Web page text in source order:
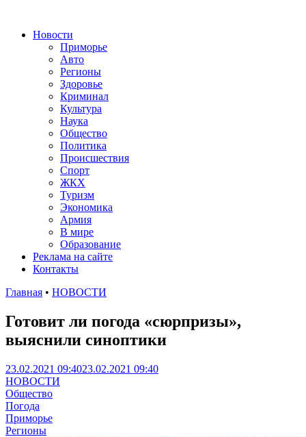
Новости
Приморье
Авто
Регионы
Здоровье
Криминал
Культура
Наука
Общество
Политика
Происшествия
Спорт
ЖКХ
Туризм
Экономика
Армия
В мире
Образование
Реклама на сайте
Контакты
Главная • НОВОСТИ
Готовит ли погода «сюрпризы»,
выяснили синоптики
23.02.2021 09:4023.02.2021 09:40
НОВОСТИ
Общество
Погода
Приморье
Регионы